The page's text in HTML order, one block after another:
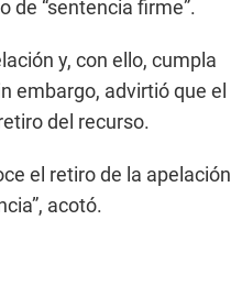
de “sentencia firme”.
y, con ello, cumpla
embargo, advirtió que el
del recurso.
el retiro de la apelación
acotó.